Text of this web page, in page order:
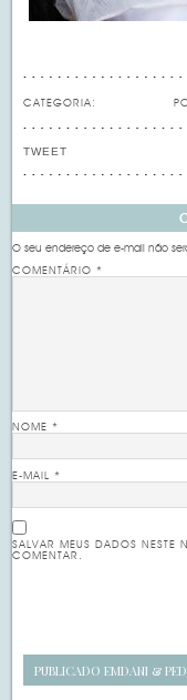
CATEGORIA:
TWEET
O seu endereço de e-mail não
COMENTÁRIO*
NOME*
E-MAIL*
SALVAR MEUS DADOS NESTE
COMENTAR.
PUBLICADO EMDANI &